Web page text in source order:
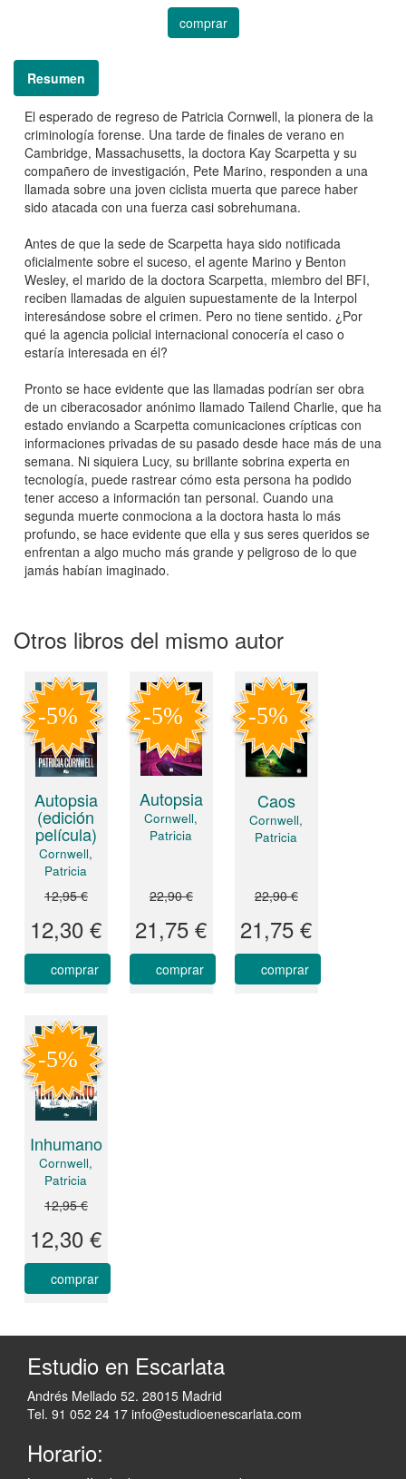
comprar
Resumen
El esperado de regreso de Patricia Cornwell, la pionera de la
criminología forense. Una tarde de finales de verano en
Cambridge, Massachusetts, la doctora Kay Scarpetta y su
compañero de investigación, Pete Marino, responden a una
llamada sobre una joven ciclista muerta que parece haber
sido atacada con una fuerza casi sobrehumana.
Antes de que la sede de Scarpetta haya sido notificada
oficialmente sobre el suceso, el agente Marino y Benton
Wesley, el marido de la doctora Scarpetta, miembro del BFI,
reciben llamadas de alguien supuestamente de la Interpol
interesándose sobre el crimen. Pero no tiene sentido. ¿Por
qué la agencia policial internacional conocería el caso o
estaría interesada en él?
Pronto se hace evidente que las llamadas podrían ser obra
de un ciberacosador anónimo llamado Tailend Charlie, que ha
estado enviando a Scarpetta comunicaciones crípticas con
informaciones privadas de su pasado desde hace más de una
semana. Ni siquiera Lucy, su brillante sobrina experta en
tecnología, puede rastrear cómo esta persona ha podido
tener acceso a información tan personal. Cuando una
segunda muerte conmociona a la doctora hasta lo más
profundo, se hace evidente que ella y sus seres queridos se
enfrentan a algo mucho más grande y peligroso de lo que
jamás habían imaginado.
Otros libros del mismo autor
Autopsia
(edición
película)
Cornwell,
Patricia
12,95 €
12,30 €
comprar
Autopsia
Cornwell,
Patricia
22,90 €
21,75 €
comprar
Caos
Cornwell,
Patricia
22,90 €
21,75 €
comprar
Inhumano
Cornwell,
Patricia
12,95 €
12,30 €
comprar
Estudio en Escarlata
Andrés Mellado 52. 28015 Madrid
Tel. 91 052 24 17 info@estudioenescarlata.com
Horario: